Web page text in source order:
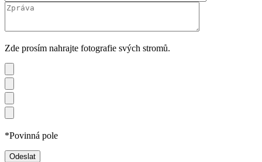
Zde prosím nahrajte fotografie svých stromů.
*Povinná pole